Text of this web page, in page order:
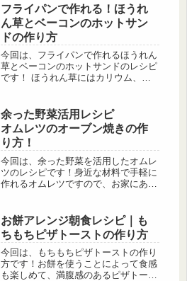
ってみました！マヨネーズを入れるこ
とによって、ミートソースのトマトの
酸味がまろやかになります💡
フライパンで作れる！ほうれ
ん草とベーコンのホットサン
ドの作り方
今回は、フライパンで作れるほうれん
草とベーコンのホットサンドのレシピ
です！ ほうれん草にはカリウム、鉄
草の栄養が摂れて食べ応えもあるので
ぜひ作ってみて下さい。
余った野菜活用レシピ
オムレツのオーブン焼きの作
り方！
今回は、余った野菜を活用したオムレ
ツのレシピです！身近な材料で手軽に
作れるオムレツですので、お家にある
で、付きっきりになる必要はなく疲れ
ているときにも作りやすい一品です。
お餅アレンジ朝食レシピ｜も
ちもちピザトーストの作り方
今回は、もちもちピザトーストの作り
方です！お餅を使うことによって食感
も楽しめて、満腹感のあるピザトース